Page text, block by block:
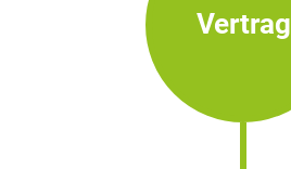
Vertrag